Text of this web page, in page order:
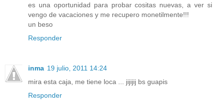
es una oportunidad para probar cositas nuevas, a ver si
vengo de vacaciones y me recupero monetilmente!!!
un beso
Responder
inma 19 julio, 2011 14:24
mira esta caja, me tiene loca ... jijijij bs guapis
Responder